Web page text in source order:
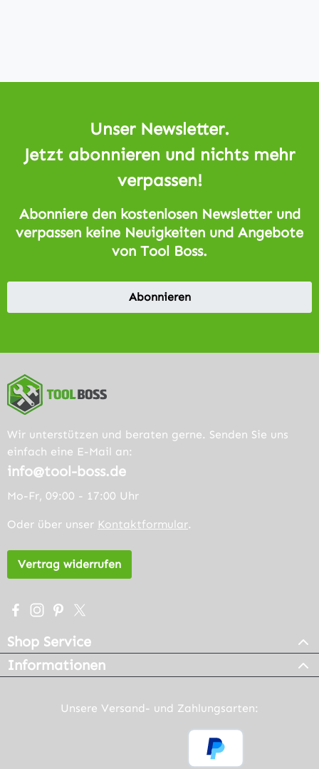
Unser Newsletter.
Jetzt abonnieren und nichts mehr
verpassen!
Abonniere den kostenlosen Newsletter und
verpassen keine Neuigkeiten und Angebote
von Tool Boss.
Abonnieren
Wir unterstützen und beraten gerne. Senden Sie uns
einfach eine E-Mail an:
info@tool-boss.de
Mo-Fr, 09:00 - 17:00 Uhr
Oder über unser Kontaktformular.
Vertrag widerrufen
Besuche uns auf Facebook – öffnet in neuem Tab
Schau auf Instagram vorbei – öffnet in neuem Tab
Lass dich auf Pinterest inspirieren – öffnet in
Folge uns auf X – öffnet in neuem Tab
Shop Service
Informationen
Unsere Versand- und Zahlungsarten: